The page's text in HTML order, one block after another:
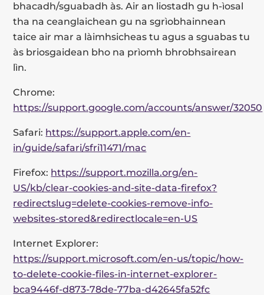
bhacadh/sguabadh às. Air an liostadh gu h-ìosal
tha na ceanglaichean gu na sgrìobhainnean
taice air mar a làimhsicheas tu agus a sguabas tu
às briosgaidean bho na prìomh bhrobhsairean
lìn.
Chrome:
https://support.google.com/accounts/answer/32050
Safari: https://support.apple.com/en-
in/guide/safari/sfri11471/mac
Firefox: https://support.mozilla.org/en-
US/kb/clear-cookies-and-site-data-firefox?
redirectslug=delete-cookies-remove-info-
websites-stored&redirectlocale=en-US
Internet Explorer:
https://support.microsoft.com/en-us/topic/how-
to-delete-cookie-files-in-internet-explorer-
bca9446f-d873-78de-77ba-d42645fa52fc